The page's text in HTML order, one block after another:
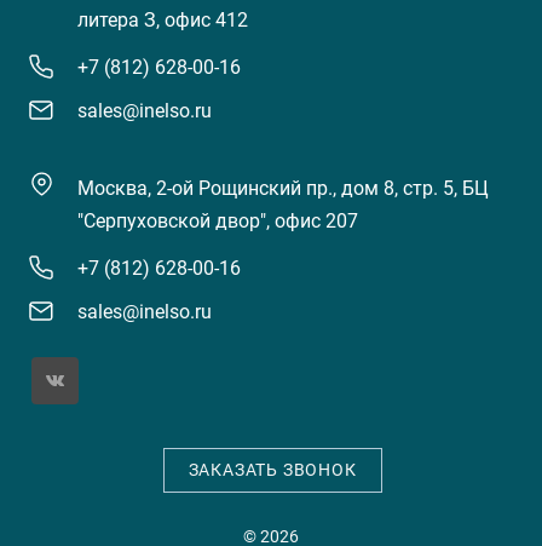
литера З, офис 412
+7 (812) 628-00-16
sales@inelso.ru
Москва, 2-ой Рощинский пр., дом 8, стр. 5, БЦ
"Серпуховской двор", офис 207
+7 (812) 628-00-16
sales@inelso.ru
ЗАКАЗАТЬ ЗВОНОК
© 2026